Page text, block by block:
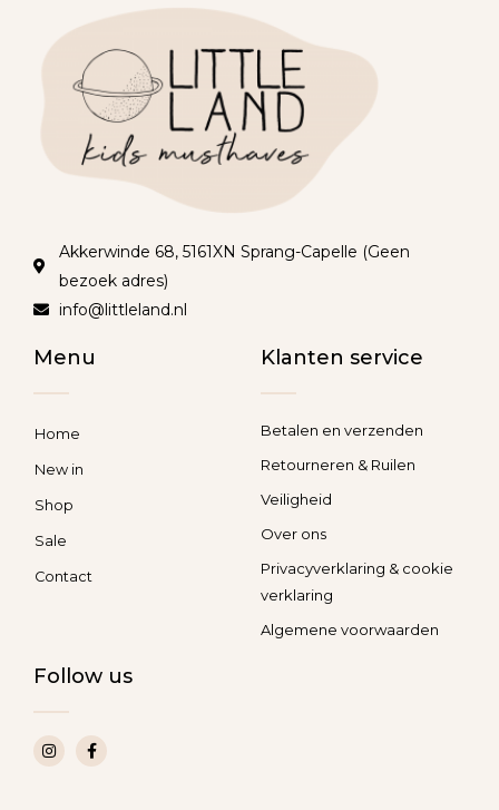
Akkerwinde 68, 5161XN Sprang-Capelle (Geen
bezoek adres)
info@littleland.nl
Menu
Home
New in
Shop
Sale
Contact
Klanten service
Betalen en verzenden
Retourneren & Ruilen
Veiligheid
Over ons
Privacyverklaring & cookie
verklaring
Algemene voorwaarden
Follow us
I
n
s
F
a
c